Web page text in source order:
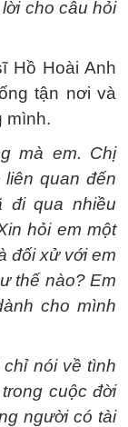
cho câu hỏi
Hồ Hoài Anh
tận nơi và
mình.
mà em. Chị
quan đến
đi qua nhiều
hỏi em một
đối xử với em
thế nào? Em
cho mình
nói về tình
cuộc đời
người có tài